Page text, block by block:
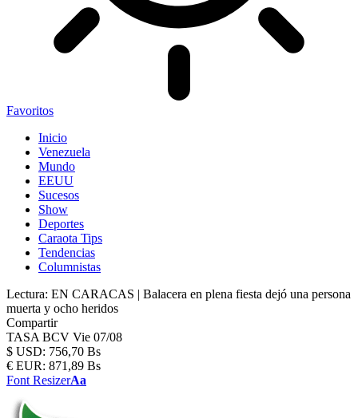
Favoritos
Inicio
Venezuela
Mundo
EEUU
Sucesos
Show
Deportes
Caraota Tips
Tendencias
Columnistas
Lectura: EN CARACAS | Balacera en plena fiesta dejó una persona
muerta y ocho heridos
Compartir
TASA BCV Vie 07/08
$ USD: 756,70 Bs
€ EUR: 871,89 Bs
Font ResizerAa